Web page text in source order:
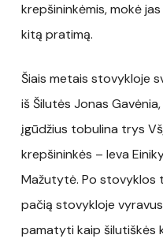
krepšininkėmis, mokė
kitą pratimą.
Šiais metais stovykloje
iš Šilutės Jonas
įgūdžius tobulina trys
krepšininkės – Ieva
Mažutytė. Po stovyklos
pačią stovykloje
pamatyti kaip šilutiškės